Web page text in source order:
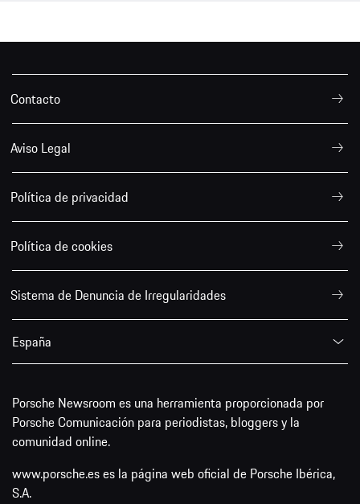
Contacto
Aviso Legal
Política de privacidad
Política de cookies
Sistema de Denuncia de Irregularidades
España
Porsche Newsroom es una herramienta proporcionada por
Porsche Comunicación para periodistas, bloggers y la
comunidad online.
www.porsche.es es la página web oficial de Porsche Ibérica,
S.A.